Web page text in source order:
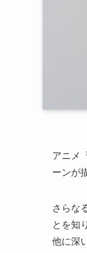
アニメ
ーンが
さらな
とを知
他に深